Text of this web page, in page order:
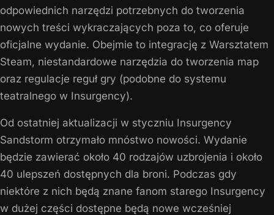
odpowiednich narzędzi potrzebnych do tworzenia
nowych treści wykraczających poza to, co oferuje
oficjalne wydanie. Obejmie to integrację z Warsztatem
Steam, niestandardowe narzędzia do tworzenia map
oraz regulacje reguł gry (podobne do systemu
teatralnego w Insurgency).
Od ostatniej aktualizacji w styczniu Insurgency
Sandstorm otrzymało mnóstwo nowości. Wydanie
będzie zawierać około 40 rodzajów uzbrojenia i około
40 ulepszeń dostępnych dla broni. Podczas gdy
niektóre z nich będą znane fanom starego Insurgency
w dużej części dostępne będą nowe wcześniej